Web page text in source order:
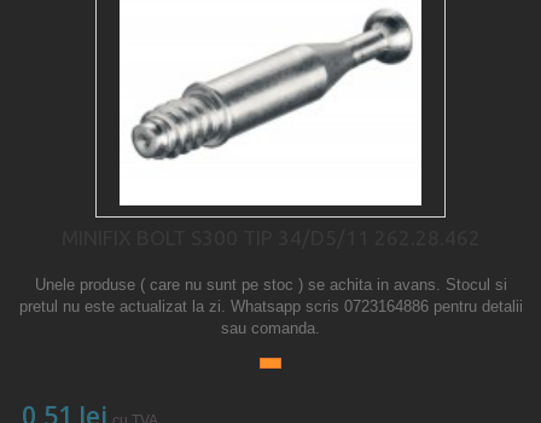
Unele produse ( care nu sunt pe stoc ) se achita in avans. Stocul si
pretul nu este actualizat la zi. Whatsapp scris 0723164886 pentru detalii
sau comanda.
0,51 lei